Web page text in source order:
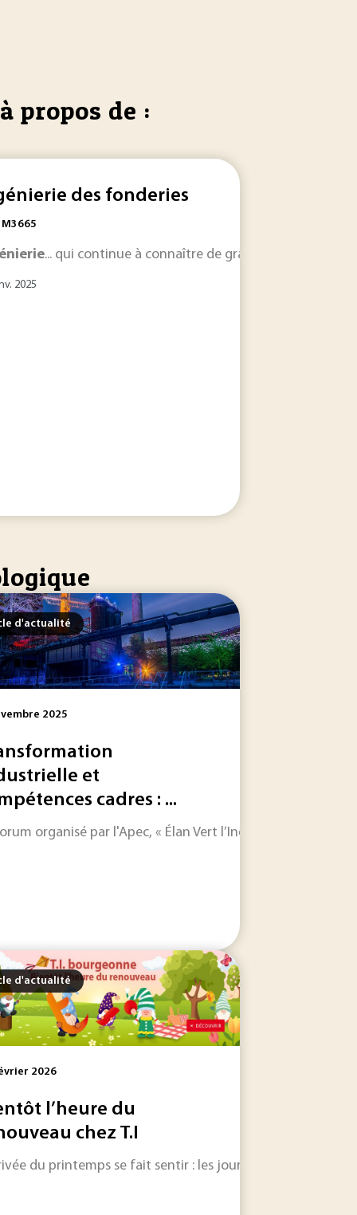
propos de :
à la construction d’une société durable.
que ce soit pour mettre en œuvre une stratégie
des fonderies
M3665
... qui continue à connaître de grandes
2025
de ce jour.
toujours plus riche, Techniques de l'Ingénieur s'associe
d'actualité
2025
et
cadres : ...
organisé par l'Apec, « Élan Vert l’Industrie », le 4
de ce jour.d’Arcadis, Arnaud Billard a développé aux côtés
d'actualité
2026
l’heure du
chez T.I
du printemps se fait sentir : les journées